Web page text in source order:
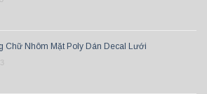
Chữ Nhôm Mặt Poly Dán Decal Lưới